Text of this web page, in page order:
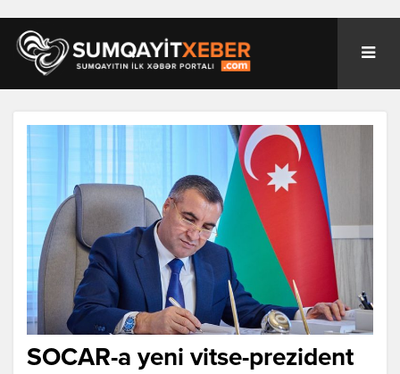
SOCAR-a yeni vitse-prezident